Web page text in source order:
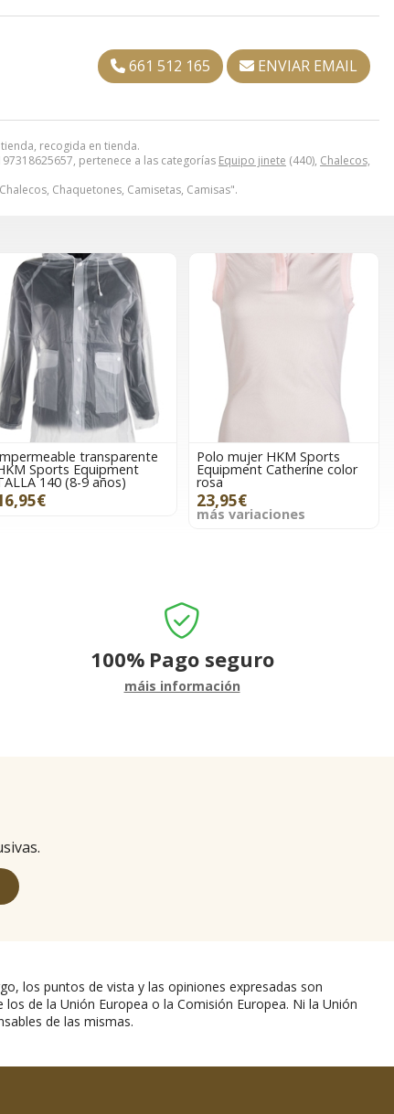
recogida en tienda.
pertenece a las categorías Equipo jinete (440), Chalecos,
Chaquetones, Camisetas, Camisas".
661 512 165 ENVIAR EMAIL
transparente
Sports Equipment
140 (8-9 años)
Polo mujer HKM Sports
Equipment Catherine color
rosa
23,95€
más variaciones
100% Pago seguro
máis información
los puntos de vista y las opiniones expresadas son
de la Unión Europea o la Comisión Europea. Ni la Unión
de las mismas.